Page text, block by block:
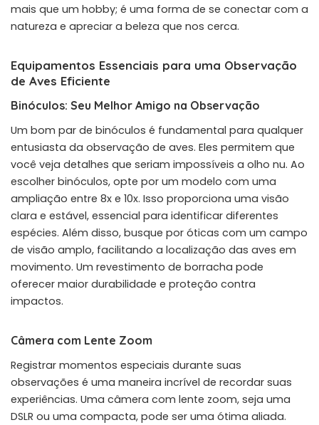
mais que um hobby; é uma forma de se conectar com a
natureza e apreciar a beleza que nos cerca.
Equipamentos Essenciais para uma Observação
de Aves Eficiente
Binóculos: Seu Melhor Amigo na Observação
Um bom par de binóculos é fundamental para qualquer
entusiasta da observação de aves. Eles permitem que
você veja detalhes que seriam impossíveis a olho nu. Ao
escolher binóculos, opte por um modelo com uma
ampliação entre 8x e 10x. Isso proporciona uma visão
clara e estável, essencial para identificar diferentes
espécies. Além disso, busque por óticas com um campo
de visão amplo, facilitando a localização das aves em
movimento. Um revestimento de borracha pode
oferecer maior durabilidade e proteção contra
impactos.
Câmera com Lente Zoom
Registrar momentos especiais durante suas
observações é uma maneira incrível de recordar suas
experiências. Uma câmera com lente zoom, seja uma
DSLR ou uma compacta, pode ser uma ótima aliada.